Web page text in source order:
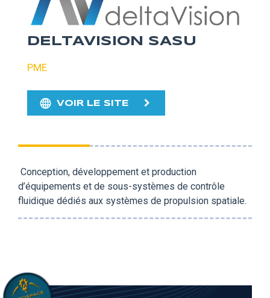
DELTAVISION SASU
PME
VOIR LE SITE
Conception, développement et production
d’équipements et de sous-systèmes de contrôle
fluidique dédiés aux systèmes de propulsion spatiale.